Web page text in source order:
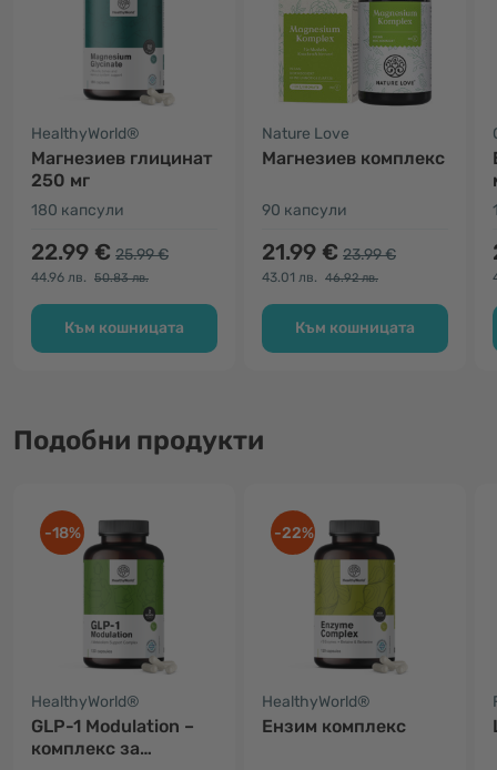
HealthyWorld®
Магнезиев глицинат
250 мг
180 капсули
22.99 € 25.99 €
44.96 лв. 50.83 лв.
Към кошницата
Nature Love
Магнезиев комплекс
90 капсули
21.99 € 23.99 €
43.01 лв. 46.92 лв.
Към кошницата
Подобни продукти
-18%
HealthyWorld®
GLP-1 Modulation –
комплекс за
-22%
HealthyWorld®
Ензим комплекс